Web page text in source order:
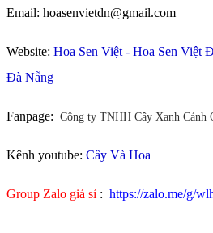
Email: hoasenvietdn@gmail.com
Website: Hoa Sen Việt - Hoa Sen Việt
Đà Nẵng
Fanpage: Công ty TNHH Cây Xanh Cảnh
Kênh youtube: Cây Và Hoa
Group Zalo giá sỉ : https://zalo.me/g/